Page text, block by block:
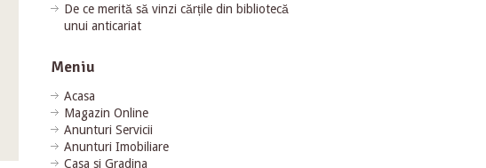
De ce merită să vinzi cărțile din bibliotecă
unui anticariat
Meniu
Acasa
Magazin Online
Anunturi Servicii
Anunturi Imobiliare
Casa si Gradina